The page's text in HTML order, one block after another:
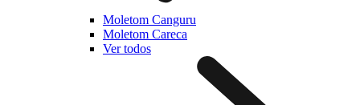
Moletom Canguru
Moletom Careca
Ver todos